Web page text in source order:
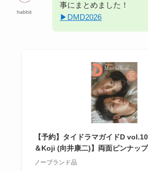
habbit
事にまとめました！
▶︎DMD2026
【予約】タイドラマガイドD
＆Koji (向井康二)】両面ピンナッ
ノーブランド品